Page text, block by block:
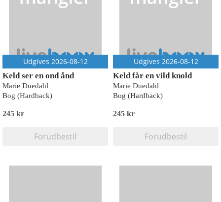
Udgives 2026-08-12
Keld ser en ond ånd
Marie Duedahl
Bog (Hardback)
245 kr
Forudbestil
Udgives 2026-08-12
Keld får en vild knold
Marie Duedahl
Bog (Hardback)
245 kr
Forudbestil